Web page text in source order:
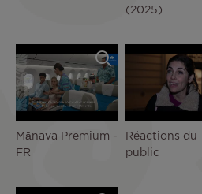
(2025)
Mānava Premium -
FR
Réactions du
public